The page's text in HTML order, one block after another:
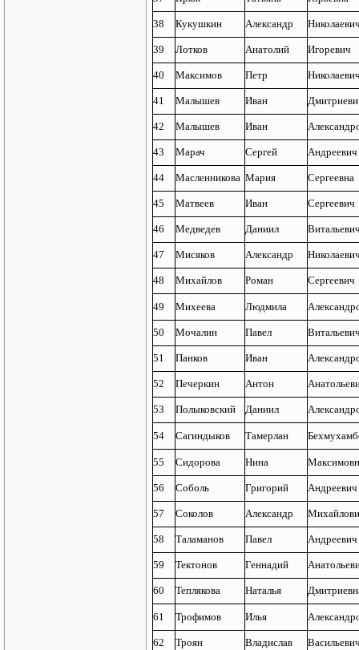
38 Кукушкин Александр
39 Лотков Анатолий Игоревич
40 Максимов Петр
41 Малышев Иван
42 Малышев Иван
43 Марач Сергей Андреевич
44 Масленникова Мария Сергеевна
45 Матвеев Иван Сергеевич
46 Медведев Даниил
47 Мисяков Александр
48 Михайлов Роман Сергеевич
49 Михеева Людмила
50 Мочалин Павел
51 Панков Иван
52 Печеркин Антон
53 Полыковский Даниил
54 Сагиндыков Тамерлан
55 Сидорова Нина
56 Соболь Григорий Андреевич
57 Соколов Александр
58 Таламанов Павел Андреевич
59 Тектонов Геннадий
60 Теплякова Наталья
61 Трофимов Илья
62 Троян Владислав